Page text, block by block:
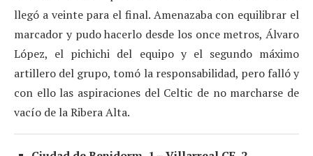
llegó a veinte para el final. Amenazaba con equilibrar el
marcador y pudo hacerlo desde los once metros, Álvaro
López, el pichichi del equipo y el segundo máximo
artillero del grupo, tomó la responsabilidad, pero falló y
con ello las aspiraciones del Celtic de no marcharse de
vacío de la Ribera Alta.